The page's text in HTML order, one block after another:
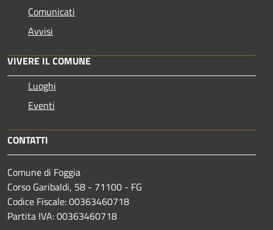
Comunicati
Avvisi
VIVERE IL COMUNE
Luoghi
Eventi
CONTATTI
Comune di Foggia
Corso Garibaldi, 58 - 71100 - FG
Codice Fiscale: 00363460718
Partita IVA: 00363460718